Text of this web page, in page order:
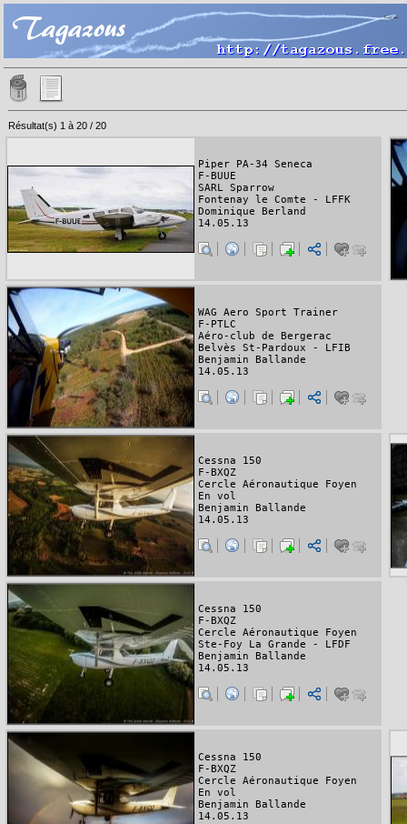
Résultat(s) 1 à 20 / 20
Piper PA-34 Seneca
F-BUUE
SARL Sparrow
Fontenay le Comte - LFFK
Dominique Berland
14.05.13
WAG Aero Sport Trainer
F-PTLC
Aéro-club de Bergerac
Belvès St-Pardoux - LFIB
Benjamin Ballande
14.05.13
Cessna 150
F-BXQZ
Cercle Aéronautique Foyen
En vol
Benjamin Ballande
14.05.13
Cessna 150
F-BXQZ
Cercle Aéronautique Foyen
Ste-Foy La Grande - LFDF
Benjamin Ballande
14.05.13
Cessna 150
F-BXQZ
Cercle Aéronautique Foyen
En vol
Benjamin Ballande
14.05.13